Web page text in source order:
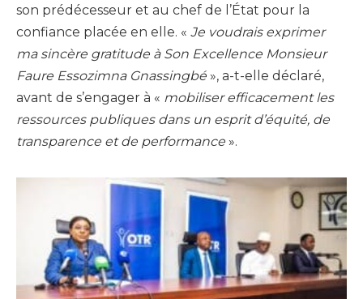
son prédécesseur et au chef de l’État pour la
confiance placée en elle. « Je voudrais exprimer
ma sincère gratitude à Son Excellence Monsieur
Faure Essozimna Gnassingbé », a-t-elle déclaré,
avant de s’engager à « mobiliser efficacement les
ressources publiques dans un esprit d’équité, de
transparence et de performance ».